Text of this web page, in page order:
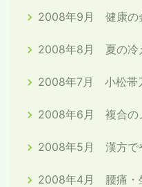
2008年9月 健康の
2008年8月 夏の冷
2008年7月 小松帯
2008年6月 複合の
2008年5月 漢方で
2008年4月 腰痛・